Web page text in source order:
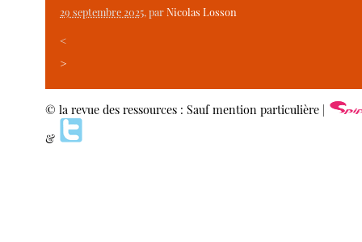
29 septembre 2025, parNicolas Losson
<
>
© la revue des ressources : Sauf mention particulière |
&